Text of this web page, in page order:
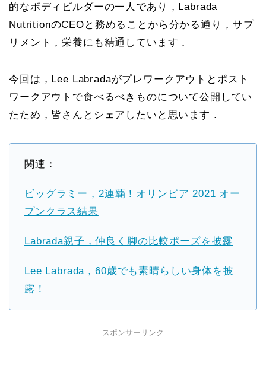
的なボディビルダーの一人であり，Labrada
NutritionのCEOと務めることから分かる通り，サプ
リメント，栄養にも精通しています．
今回は，Lee Labradaがプレワークアウトとポスト
ワークアウトで食べるべきものについて公開してい
たため，皆さんとシェアしたいと思います．
関連：
ビッグラミー，2連覇！オリンピア 2021 オー
プンクラス結果
Labrada親子，仲良く脚の比較ポーズを披露
Lee Labrada，60歳でも素晴らしい身体を披
露！
スポンサーリンク